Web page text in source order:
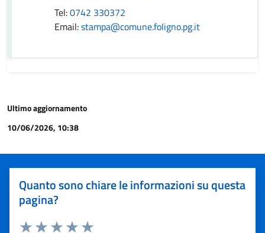
Tel:0742 330372
Email:stampa@comune.foligno.pg.it
Ultimo aggiornamento
10/06/2026, 10:38
Quanto sono chiare le informazioni su questa
pagina?